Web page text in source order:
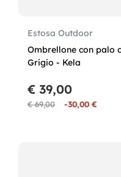
Estosa Outdoor
Ombrellone con palo
Grigio - Kela
€ 69,00 -30,00 €
€ 39,00